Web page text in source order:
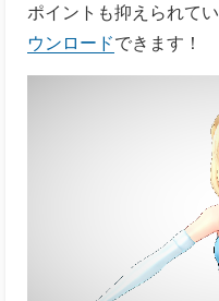
ポイントも抑えられて
ウンロードできます！